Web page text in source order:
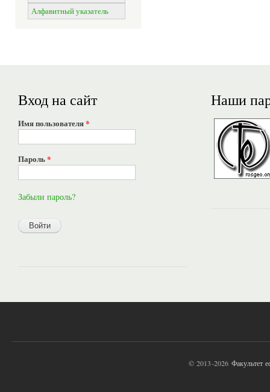
Алфавитный указатель
Вход на сайт
Имя пользователя*
Пароль*
Забыли пароль?
Наши
© 2013-2026 Факультет